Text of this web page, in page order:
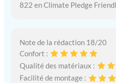
822 en Climate Pledge
Note de la rédaction 18/20
Confort :
Qualité des matériaux :
Facilité de montage :